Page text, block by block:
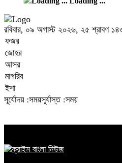
রবিবার, ০৯ অগাস্ট ২০২৬, ২৫ শ্রাবণ
ফজর
জোহর
আসর
মাগরিব
ইশা
সূর্যোদয় :সময়সূর্যাস্ত :সময়